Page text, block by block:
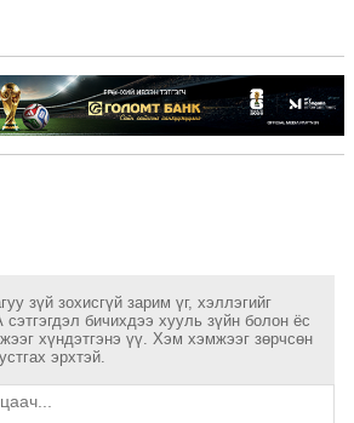
зүй зохисгүй зарим үг, хэллэгийг
бичихдээ хууль зүйн болон ёс
хүндэтгэнэ үү. Хэм хэмжээг зөрчсөн
эрхтэй.